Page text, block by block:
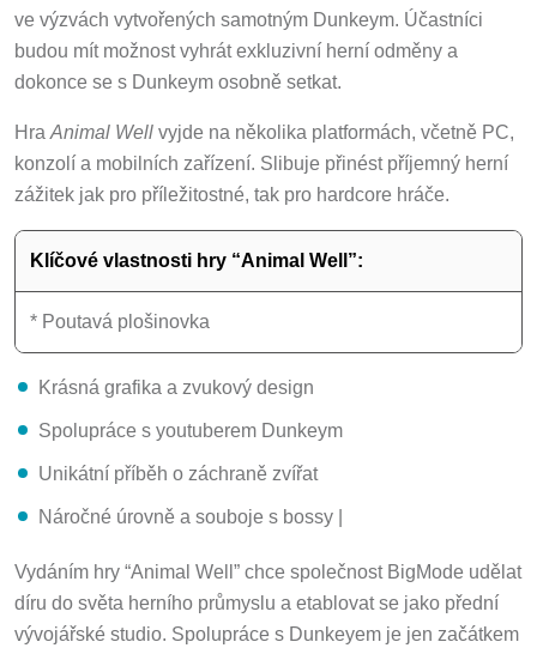
ve výzvách vytvořených samotným Dunkeym. Účastníci
budou mít možnost vyhrát exkluzivní herní odměny a
dokonce se s Dunkeym osobně setkat.
Hra Animal Well vyjde na několika platformách, včetně PC,
konzolí a mobilních zařízení. Slibuje přinést příjemný herní
zážitek jak pro příležitostné, tak pro hardcore hráče.
Klíčové vlastnosti hry “Animal Well”:
* Poutavá plošinovka
Krásná grafika a zvukový design
Spolupráce s youtuberem Dunkeym
Unikátní příběh o záchraně zvířat
Náročné úrovně a souboje s bossy |
Vydáním hry “Animal Well” chce společnost BigMode udělat
díru do světa herního průmyslu a etablovat se jako přední
vývojářské studio. Spolupráce s Dunkeyem je jen začátkem